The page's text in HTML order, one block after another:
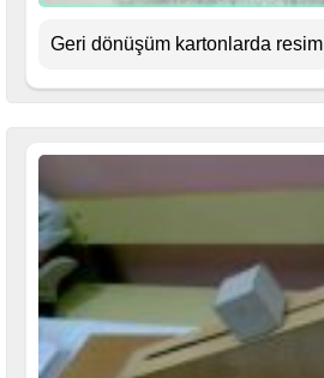
Geri dönüşüm kartonlarda resim